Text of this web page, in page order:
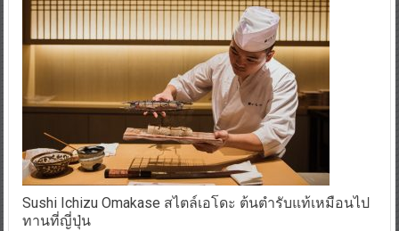
Sushi Ichizu Omakase สไตล์เอโดะ ต้นตำรับแท้เหมือนไป
ทานที่ญี่ปุ่น